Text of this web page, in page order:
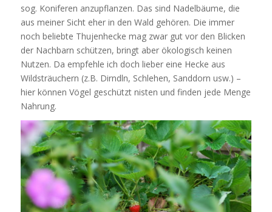
sog. Koniferen anzupflanzen. Das sind Nadelbäume, die
aus meiner Sicht eher in den Wald gehören. Die immer
noch beliebte Thujenhecke mag zwar gut vor den Blicken
der Nachbarn schützen, bringt aber ökologisch keinen
Nutzen. Da empfehle ich doch lieber eine Hecke aus
Wildsträuchern (z.B. Dirndln, Schlehen, Sanddorn usw.) –
hier können Vögel geschützt nisten und finden jede Menge
Nahrung.